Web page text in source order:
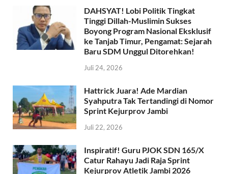
DAHSYAT! Lobi Politik Tingkat
Tinggi Dillah-Muslimin Sukses
Boyong Program Nasional Eksklusif
ke Tanjab Timur, Pengamat: Sejarah
Baru SDM Unggul Ditorehkan!
Juli 24, 2026
Hattrick Juara! Ade Mardian
Syahputra Tak Tertandingi di Nomor
Sprint Kejurprov Jambi
Juli 22, 2026
Inspiratif! Guru PJOK SDN 165/X
Catur Rahayu Jadi Raja Sprint
Kejurprov Atletik Jambi 2026